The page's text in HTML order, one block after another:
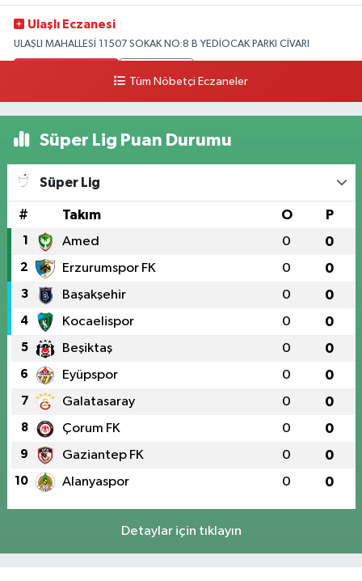
Ulaşlı Eczanesi
ULAŞLI MAHALLESİ 11507 SOKAK NO:8 B YEDİOCAK PARKI CİVARI
Tüm Nöbetçi Eczaneler
Süper Lig Puan Durumu
Süper Lig
# Takım O P
1 Amed 0 0
2 Erzurumspor FK 0 0
3 Başakşehir 0 0
4 Kocaelispor 0 0
5 Beşiktaş 0 0
6 Eyüpspor 0 0
7 Galatasaray 0 0
8 Çorum FK 0 0
9 Gaziantep FK 0 0
10 Alanyaspor 0 0
Detaylar için tıklayın